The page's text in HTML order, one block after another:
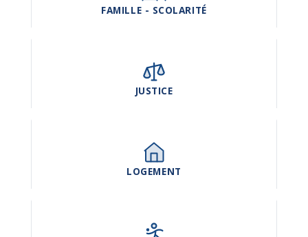
FAMILLE - SCOLARITÉ
JUSTICE
LOGEMENT